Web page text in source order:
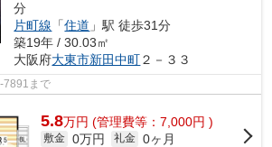
分
片町線 「住道 」駅 徒歩31分
築19年 / 30.03㎡
大阪府大東市新田中町２－３３
7891まで
5.8万円 (管理費等：7,000円 )
敷金 0万円 礼金 0ヶ月